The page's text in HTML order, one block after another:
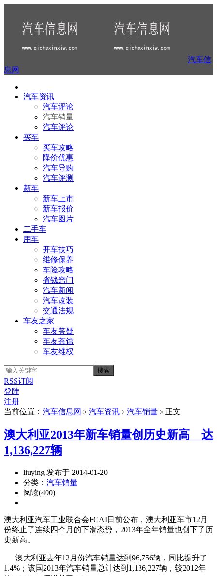
汽车信
息网
汽车资讯
汽车评论
汽车销量
汽车评论
买车
买车攻略
降价优惠
汽车导购
汽车评测
新车
新车上市
新车报价
汽车图片
二手车
用车
开车技巧
维修保养
车险攻略
省钱窍门
汽车新闻
汽车改装
交通法规
车友之家
车友答疑
车友茶馆
车友维权
RSS订阅
登陆
注册
当前位置： 汽车信息网 > 汽车资讯 > 汽车销量 > 正文
澳大利亚2013年新车销量创历史新高 达
1,136,227辆
liuying 发布于 2014-01-20
分类： 汽车销量
阅读(400)
澳大利亚汽车工业联合会FCAI日前公布，澳大利亚车市12月
份终止了连续四个月的下滑态势，2013年全年销量也创下了历
史新高。
澳大利亚去年12月份汽车销量达到96,756辆，同比提升了
1.4%；该国2013年汽车销量总计达到1,136,227辆，较2012年